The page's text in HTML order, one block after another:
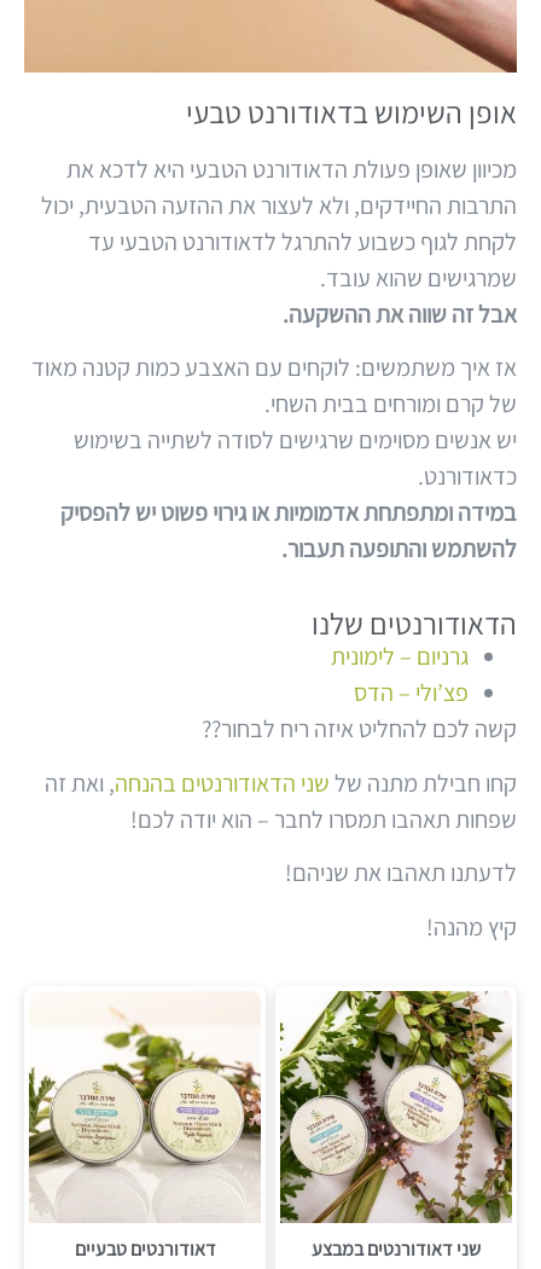
אופן השימוש בדאודורנט טבעי
מכיוון שאופן פעולת הדאודורנט הטבעי היא לדכא את
התרבות החיידקים, ולא לעצור את ההזעה הטבעית, יכול
לקחת לגוף כשבוע להתרגל לדאודורנט הטבעי עד
שמרגישים שהוא עובד.
אבל זה שווה את ההשקעה.
אז איך משתמשים: לוקחים עם האצבע כמות קטנה מאוד
של קרם ומורחים בבית השחי.
יש אנשים מסוימים שרגישים לסודה לשתייה בשימוש
כדאודורנט.
במידה ומתפתחת אדמומיות או גירוי פשוט יש להפסיק
להשתמש והתופעה תעבור.
הדאודורנטים שלנו
גרניום – לימונית
פצ’ולי – הדס
קשה לכם להחליט איזה ריח לבחור??
קחו חבילת מתנה שלשני הדאודורנטים בהנחה, ואת זה
שפחות תאהבו תמסרו לחבר – הוא יודה לכם!
לדעתנו תאהבו את שניהם!
קיץ מהנה!
שני דאודורנטים במבצע
דאודורנטים טבעיים